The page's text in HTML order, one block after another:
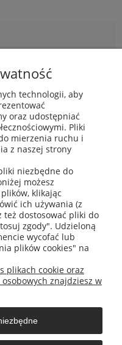
technologii, aby
oraz udostępniać
Pliki
mierzenia ruchu i
z naszej strony
niezbędne do
możesz
klikając
ich używania (z
też dostosować pliki do
zgody". Udzieloną
wycofać lub
plików cookies" na
plikach cookie oraz
znajdziesz w